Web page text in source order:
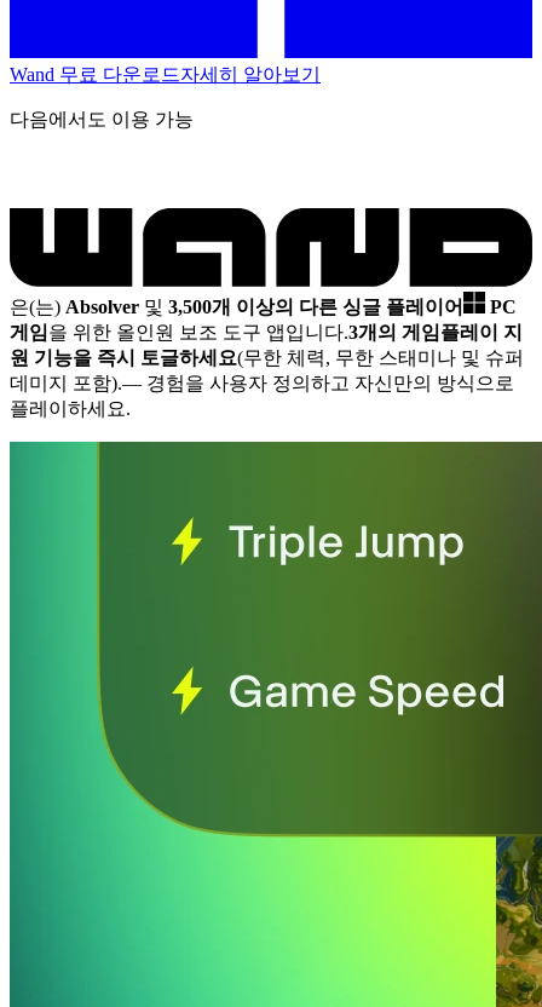
Wand 무료 다운로드자세히 알아보기
다음에서도 이용 가능
은(는) Absolver 및 3,500개 이상의 다른 싱글 플레이어
PC
게임을 위한 올인원 보조 도구 앱입니다.3개의 게임플레이 지
원 기능을 즉시 토글하세요(무한 체력, 무한 스태미나 및 슈퍼
데미지 포함).— 경험을 사용자 정의하고 자신만의 방식으로
플레이하세요.